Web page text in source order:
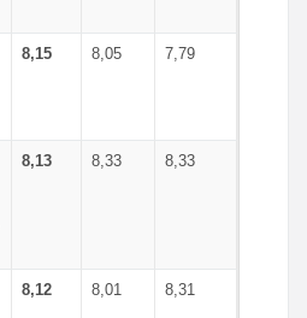
8,15 8,05 7,79
8,13 8,33 8,33
8,12 8,01 8,31